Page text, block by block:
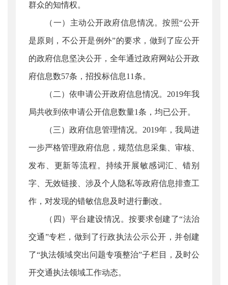
群众的知情权。
（一）主动公开政府信息情况。按照“公开
是原则，不公开是例外”的要求，做到了应公开
的政府信息坚决公开，全年通过政府网站公开政
府信息数57条，招投标信息11条。
（二）依申请公开政府信息情况。2019年我
局共收到依申请公开信息数量1条，均已公开。
（三）政府信息管理情况。2019年，我局进
一步严格管理政府信息，规范信息采集、审核、
发布、更新等流程。持续开展敏感词汇、错别
字、无效链接、涉及个人隐私等政府信息排查工
作，对发现的错敏信息及时进行删改。
（四）平台建设情况。按要求创建了“法治
交通”专栏，做到了行政执法公示公开，并创建
了“执法领域突出问题专项整治”子栏目，及时公
开交通执法领域工作动态。